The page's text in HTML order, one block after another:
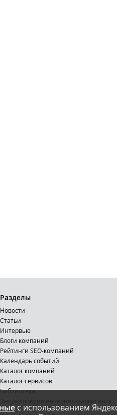
с использованием
Разделы
Новости
Статьи
Интервью
Блоги компаний
Рейтинги SEO-компаний
Календарь событий
Каталог компаний
Каталог сервисов
Библиотека